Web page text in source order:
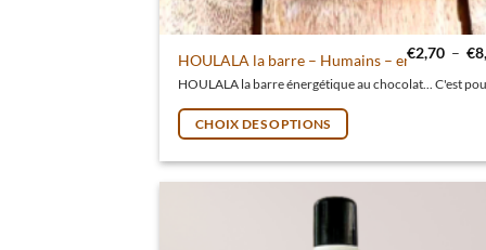
HOULALA la barre – Humains – encas
€2,70 – €
CHOIX DES OPTIONS
Ce produit a plusieurs variations. Les options